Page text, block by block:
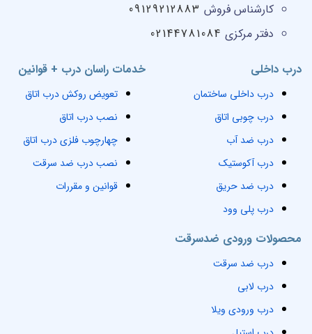
خدمات راسان درب + قوانین
تعویض روکش درب اتاق
نصب درب اتاق
چهارچوب فلزی درب اتاق
نصب درب ضد سرقت
قوانین و مقررات
محصولات ورودی ضدسرقت
درب ضد سرقت
درب لابی
درب ورودی ویلا
درب داخلی
درب داخلی ساختمان
درب چوبی اتاق
درب ضد آب
درب آکوستیک
درب ضد حریق
درب پلی وود
کارشناس فروش 09129212883
دفتر مرکزی 02144781084